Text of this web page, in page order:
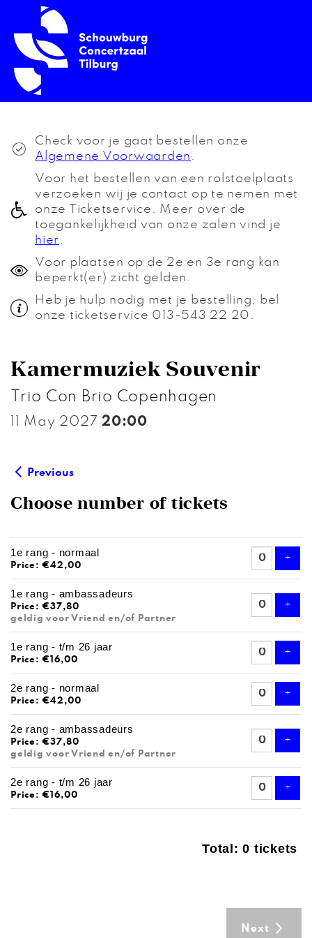
Check voor je gaat bestellen onze
Algemene Voorwaarden
Voor het bestellen van een rolstoelplaats
verzoeken wij je contact op te nemen met
onze Ticketservice. Meer over de
toegankelijkheid van onze zalen vind je
hier
Voor plaatsen op de 2e en 3e rang kan
beperkt(er) zicht gelden.
Heb je hulp nodig met je bestelling, bel
onze ticketservice 013-543 22 20.
Kamermuziek Souvenir
Trio Con Brio Copenhagen
11 May 2027 20:00
Previous
Choose number of tickets
NUMBER
1e rang - normaal
Price: €42,00
+
1e rang - ambassadeurs
Price: €37,80
geldig voor Vriend en/of Partner
+
1e rang - t/m 26 jaar
Price: €16,00
+
2e rang - normaal
Price: €42,00
+
2e rang - ambassadeurs
Price: €37,80
geldig voor Vriend en/of Partner
+
2e rang - t/m 26 jaar
Price: €16,00
+
Total: 0 tickets
Next